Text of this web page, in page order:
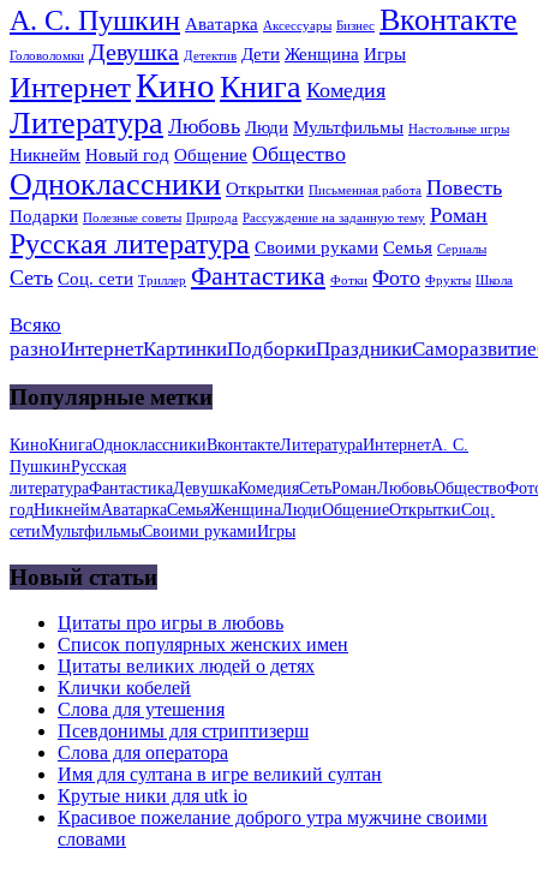
А. С. Пушкин Аватарка Аксессуары Бизнес Вконтакте
Головоломки Девушка Детектив Дети Женщина Игры
ИнтернетКиноКнига Комедия
Литература Любовь Люди Мультфильмы Настольные игры
Никнейм Новый год Общение Общество
Одноклассники Открытки Письменная работа Повесть
Подарки Полезные советы Природа Рассуждение на заданную тему Роман
Русская литература Своими руками Семья Сериалы
Сеть Соц. сети Триллер Фантастика Фотки Фото Фрукты Школа
Всяко
разноИнтернетКартинкиПодборкиПраздникиСаморазвитие
Популярные метки
КиноКнигаОдноклассникиВконтактеЛитератураИнтернетА. С.
ПушкинРусская
литератураФантастикаДевушкаКомедияСетьРоманЛюбовьОбщество
годНикнеймАватаркаСемьяЖенщинаЛюдиОбщениеОткрыткиСоц.
сетиМультфильмыСвоими рукамиИгры
Новый статьи
Цитаты про игры в любовь
Список популярных женских имен
Цитаты великих людей о детях
Клички кобелей
Слова для утешения
Псевдонимы для стриптизерш
Слова для оператора
Имя для султана в игре великий султан
Крутые ники для utk io
Красивое пожелание доброго утра мужчине своими
словами